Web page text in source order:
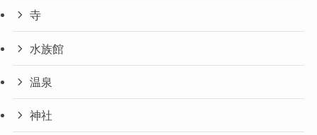
寺
水族館
温泉
神社